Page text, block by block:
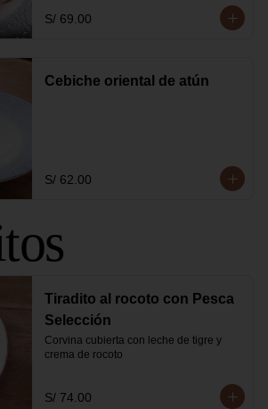
S/ 69.00
Cebiche oriental de atún
S/ 62.00
Tiradito al rocoto con Pesca
Selección
Corvina cubierta con leche de tigre y
crema de rocoto
S/ 74.00